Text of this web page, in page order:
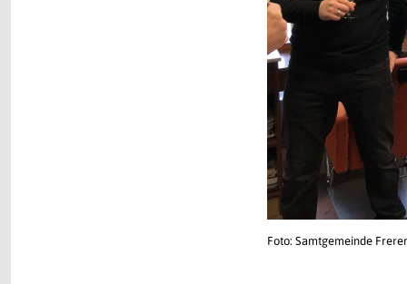
Foto: Samtgemeinde